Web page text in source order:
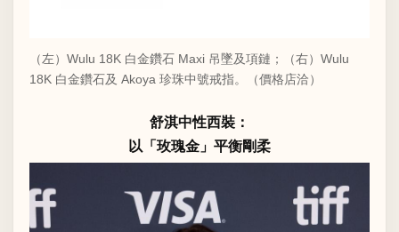
（左）Wulu 18K 白金鑽石 Maxi 吊墜及項鏈；（右）Wulu
18K 白金鑽石及 Akoya 珍珠中號戒指。（價格店洽）
舒淇中性西裝：
以「玫瑰金」平衡剛柔